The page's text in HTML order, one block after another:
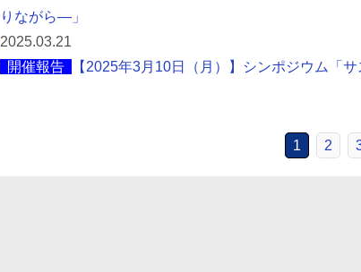
りながら―」
2025.03.21
開催報告
【2025年3月10日（月）】シンポジウム「
1 2